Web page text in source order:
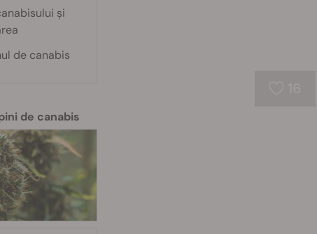
și
de canabis
de canabis